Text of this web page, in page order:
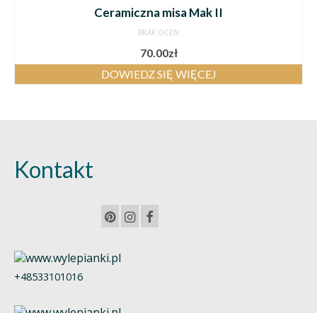
Ceramiczna misa Mak II
BRAK OCEN
70.00zł
DOWIEDZ SIĘ WIĘCEJ
Kontakt
+48533101016